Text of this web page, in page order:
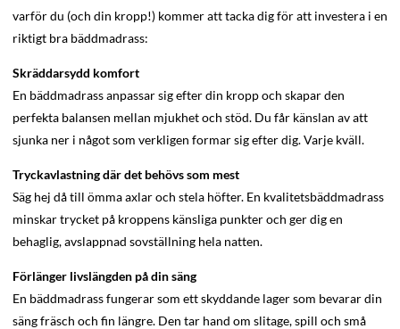
varför du (och din kropp!) kommer att tacka dig för att investera i en
riktigt bra bäddmadrass:
Skräddarsydd komfort
En bäddmadrass anpassar sig efter din kropp och skapar den
perfekta balansen mellan mjukhet och stöd. Du får känslan av att
sjunka ner i något som verkligen formar sig efter dig. Varje kväll.
Tryckavlastning där det behövs som mest
Säg hej då till ömma axlar och stela höfter. En kvalitetsbäddmadrass
minskar trycket på kroppens känsliga punkter och ger dig en
behaglig, avslappnad sovställning hela natten.
Förlänger livslängden på din säng
En bäddmadrass fungerar som ett skyddande lager som bevarar din
säng fräsch och fin längre. Den tar hand om slitage, spill och små